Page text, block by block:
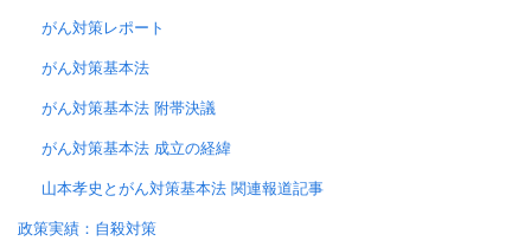
がん対策レポート
がん対策基本法
がん対策基本法 附帯決議
がん対策基本法 成立の経緯
山本孝史とがん対策基本法 関連報道記事
政策実績：自殺対策